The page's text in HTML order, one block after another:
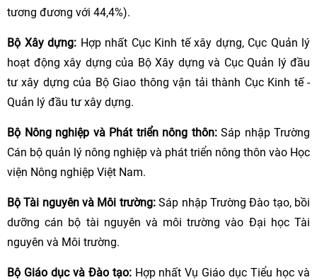
tương đương với 44,4%).
Bộ Xây dựng: Hợp nhất Cục Kinh tế xây dựng, Cục Quản lý
hoạt động xây dựng của Bộ Xây dựng và Cục Quản lý đầu
tư xây dựng của Bộ Giao thông vận tải thành Cục Kinh tế -
Quản lý đầu tư xây dựng.
Bộ Nông nghiệp và Phát triển nông thôn: Sáp nhập Trường
Cán bộ quản lý nông nghiệp và phát triển nông thôn vào Học
viện Nông nghiệp Việt Nam.
Bộ Tài nguyên và Môi trường:Sáp nhập Trường Đào tạo, bồi
dưỡng cán bộ tài nguyên và môi trường vào Đại học Tài
nguyên và Môi trường.
Bộ Giáo dục và Đào tạo:Hợp nhất Vụ Giáo dục Tiểu học và